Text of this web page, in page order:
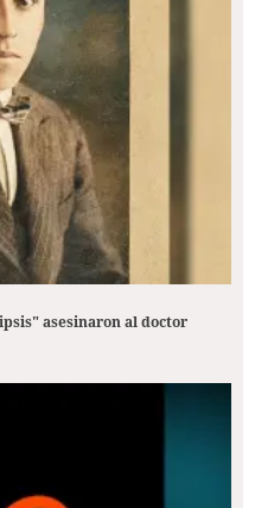
asesinaron al doctor